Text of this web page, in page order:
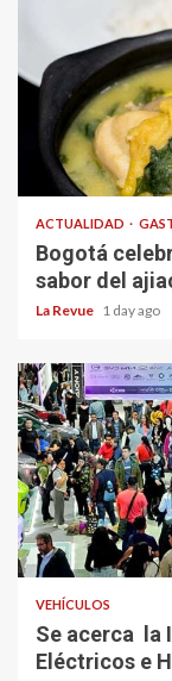
ACTUALIDAD
Bogotá
sabor del
La Revue 1 day ago
VEHÍCULOS
Se acerca la
Eléctricos e